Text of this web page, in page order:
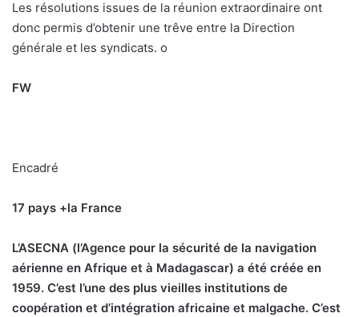
Les résolutions issues de la réunion extraordinaire ont
donc permis d’obtenir une trêve entre la Direction
générale et les syndicats. o
FW
Encadré
17 pays +la France
L’ASECNA (l’Agence pour la sécurité de la navigation
aérienne en Afrique et à Madagascar) a été créée en
1959. C’est l’une des plus vieilles institutions de
coopération et d’intégration africaine et malgache. C’est